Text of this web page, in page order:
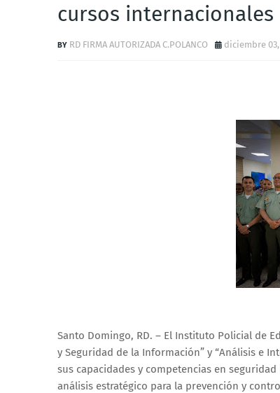
cursos internacionales
RD FIRMA AUTORIZADA C.POLANCO diciembre 03,
Santo Domingo, RD. – El Instituto Policial de
y Seguridad de la Información” y “Análisis e
sus capacidades y competencias en
análisis estratégico para la prevención y